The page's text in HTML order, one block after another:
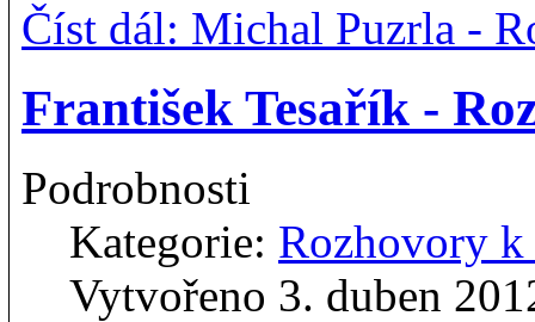
Číst dál: Michal Puzrla -
František Tesařík -
Podrobnosti
Kategorie: Rozhovory
Vytvořeno 3. duben